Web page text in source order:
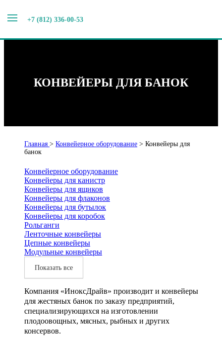
+7 (812) 336-00-53
КОНВЕЙЕРЫ ДЛЯ БАНОК
Главная > Конвейерное оборудование > Конвейеры для
банок
Конвейерное оборудование
Конвейеры для канистр
Конвейеры для ящиков
Конвейеры для флаконов
Конвейеры для бутылок
Конвейеры для коробок
Рольганги
Ленточные конвейеры
Цепные конвейеры
Модульные конвейеры
Показать все
Компания «ИноксДрайв» производит и конвейеры
для жестяных банок по заказу предприятий,
специализирующихся на изготовлении
плодоовощных, мясных, рыбных и других
консервов.